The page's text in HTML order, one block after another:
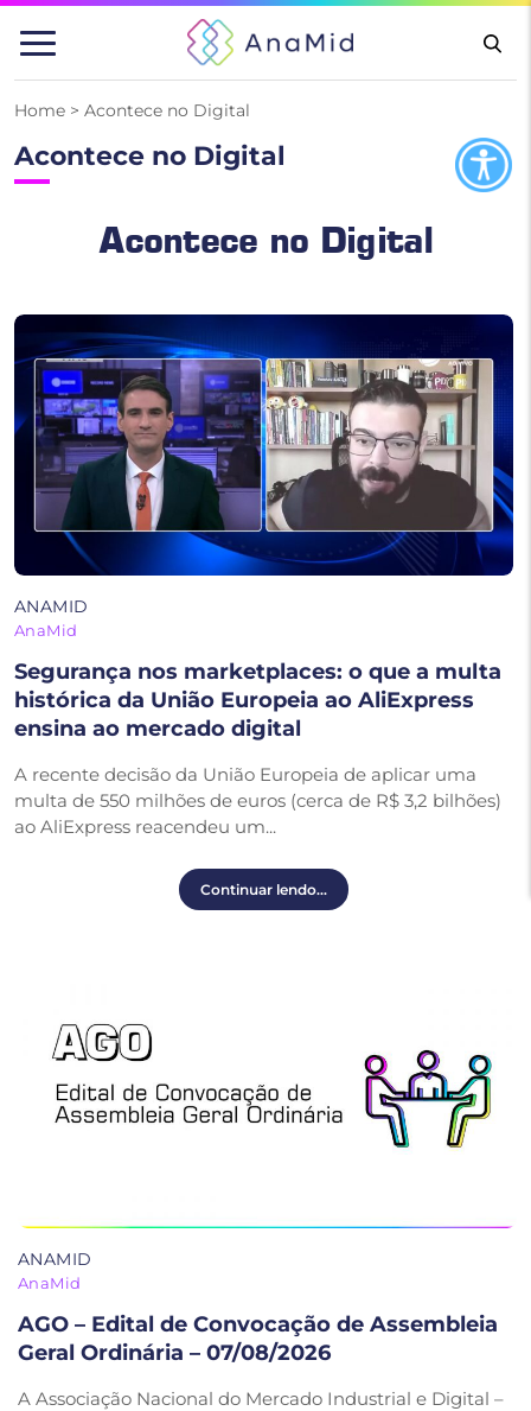
Pular
para
Home > Acontece no Digital
Acontece no Digital
Acontece no Digital
ANAMID
AnaMid
Segurança nos marketplaces: o que a multa
histórica da União Europeia ao AliExpress
ensina ao mercado digital
A recente decisão da União Europeia de aplicar uma
multa de 550 milhões de euros (cerca de R$ 3,2 bilhões)
ao AliExpress reacendeu um...
Continuar lendo...
ANAMID
AnaMid
AGO – Edital de Convocação de Assembleia
Geral Ordinária – 07/08/2026
A Associação Nacional do Mercado Industrial e Digital –